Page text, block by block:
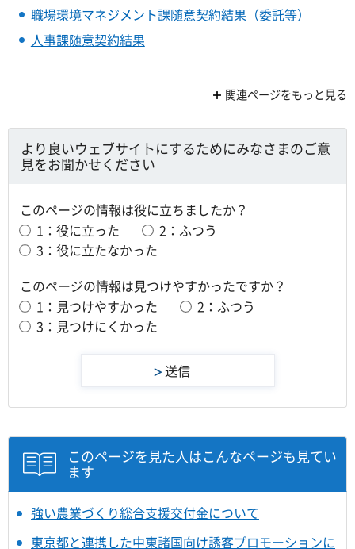
職場環境マネジメント課随意契約結果（委託等）
人事課随意契約結果
関連ページをもっと見る
より良いウェブサイトにするためにみなさまのご意
見をお聞かせください
このページの情報は役に立ちましたか？
1：役に立った
2：ふつう
3：役に立たなかった
このページの情報は見つけやすかったですか？
1：見つけやすかった
2：ふつう
3：見つけにくかった
このページを見た人はこんなページも見てい
ます
強い農業づくり総合支援交付金について
東京都と連携した中東諸国向け誘客プロモーションに